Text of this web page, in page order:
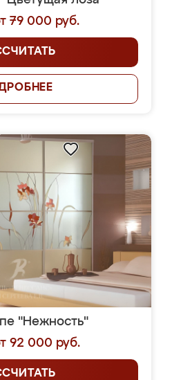
79 000 руб.
"Нежность"
92 000 руб.